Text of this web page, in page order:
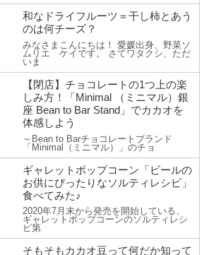
和なドライフルーツ＝干し柿とあう
のは何チーズ？
みなさまこんにちは！ 愛媛出身、野菜ソ
ムリエ ケイです。 さてワタクシ、ただ
いま
【閉店】チョコレートの1つ上の楽
しみ方！「Minimal （ミニマル）銀
座 Bean to Bar Stand」でカカオを
体感しよう
～Bean to Barチョコレートブランド
「Minimal（ミニマル）」のチョ
ギャレットポップコーン「ビールの
お供にぴったりなソルティレシピ」
食べてみた♪
2020年7月末から発売を開始している、
ギャレットポップコーンのソルティレシ
ピ第
そもそもカカオ豆って何だか知って